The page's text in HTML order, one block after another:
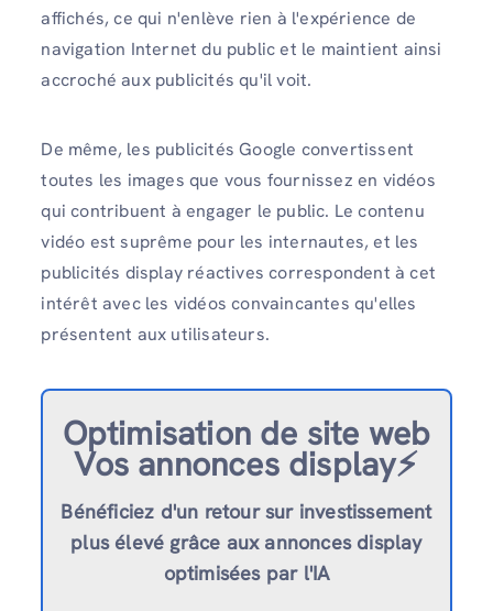
affichés, ce qui n'enlève rien à l'expérience de
navigation Internet du public et le maintient ainsi
accroché aux publicités qu'il voit.
De même, les publicités Google convertissent
toutes les images que vous fournissez en vidéos
qui contribuent à engager le public. Le contenu
vidéo est suprême pour les internautes, et les
publicités display réactives correspondent à cet
intérêt avec les vidéos convaincantes qu'elles
présentent aux utilisateurs.
Optimisation de site web
Vos annonces display⚡️
Bénéficiez d'un retour sur investissement
plus élevé grâce aux annonces display
optimisées par l'IA